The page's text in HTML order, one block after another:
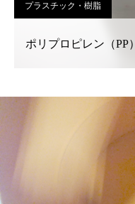
プラスチック・樹脂
ポリプロピレン（PP）